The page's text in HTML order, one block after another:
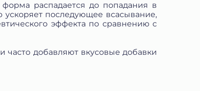
распадается до попадания в
последующее всасывание,
эффекта по сравнению с
часто добавляют вкусовые добавки